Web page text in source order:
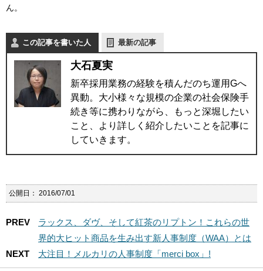
ん。
この記事を書いた人 最新の記事
大石夏実
新卒採用業務の経験を積んだのち運用Gへ
異動。大小様々な規模の企業の社会保険手
続き等に携わりながら、もっと深堀したい
こと、より詳しく紹介したいことを記事に
していきます。
公開日： 2016/07/01
PREV
ラックス、ダヴ、そして紅茶のリプトン！これらの世
界的大ヒット商品を生み出す新人事制度（WAA）とは
NEXT
大注目！メルカリの人事制度「merci box」!